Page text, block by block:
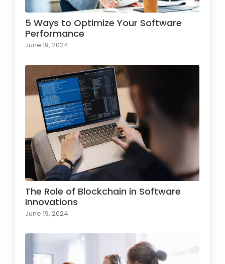
5 Ways to Optimize Your Software
Performance
June 19, 2024
The Role of Blockchain in Software
Innovations
June 19, 2024